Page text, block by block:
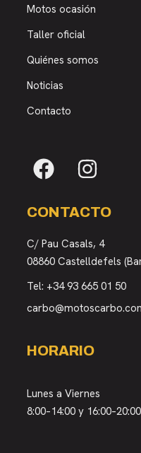
Motos ocasión
Taller oficial
Quiénes somos
Noticias
Contacto
CONTACTO
C/ Pau Casals, 4
08860 Castelldefels
Tel: +34 93 665 01 50
HORARIO
Lunes a Viernes
8:00–14:00 y 16:00–20:00